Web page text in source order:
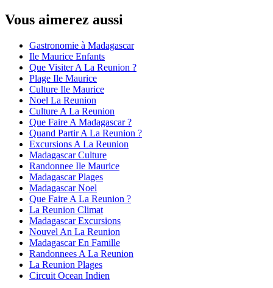
Vous aimerez aussi
Gastronomie à Madagascar
Ile Maurice Enfants
Que Visiter A La Reunion ?
Plage Ile Maurice
Culture Ile Maurice
Noel La Reunion
Culture A La Reunion
Que Faire A Madagascar ?
Quand Partir A La Reunion ?
Excursions A La Reunion
Madagascar Culture
Randonnee Ile Maurice
Madagascar Plages
Madagascar Noel
Que Faire A La Reunion ?
La Reunion Climat
Madagascar Excursions
Nouvel An La Reunion
Madagascar En Famille
Randonnees A La Reunion
La Reunion Plages
Circuit Ocean Indien